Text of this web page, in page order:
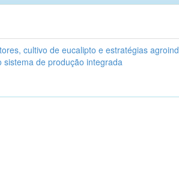
cultivo de eucalipto e estratégias
sistema de produção integrada